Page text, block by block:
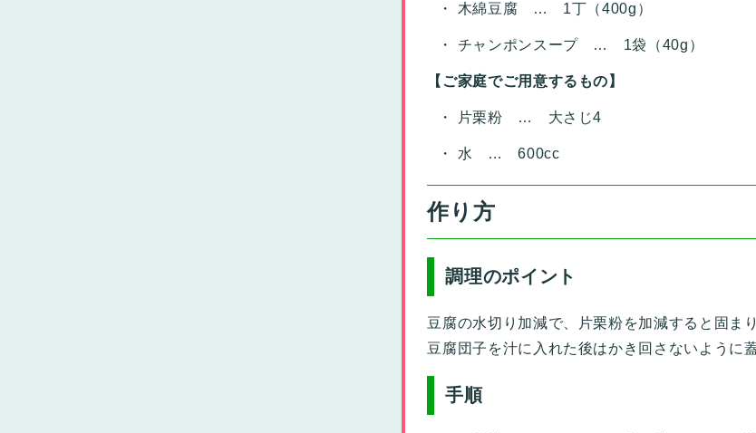
木綿豆腐 … 1丁（400g）
チャンポンスープ … 1袋（40g）
【ご家庭でご用意するもの】
片栗粉 … 大さじ4
水 … 600cc
作り方
調理のポイント
豆腐の水切り加減で、片栗粉を加減すると固ま
豆腐団子を汁に入れた後はかき回さないように
手順